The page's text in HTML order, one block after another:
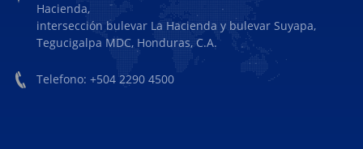
Hacienda,
intersección bulevar La Hacienda y bulevar Suyapa,
Tegucigalpa MDC, Honduras, C.A.
Telefono: +504 2290 4500